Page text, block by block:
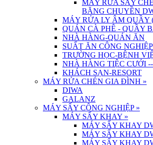
MÁY RỬA SẤY
BĂNG CHUYỀN
MÁY RỬA LY ÂM QUẦY
QUÁN CÀ PHÊ - QUẦY
NHÀ HÀNG-QUÁN ĂN
SUẤT ĂN CÔNG
TRƯỜNG HỌC-BỆNH
NHÀ HÀNG TIỆC CƯỚI
KHÁCH SẠN-RESORT
MÁY RỬA CHÉN GIA ĐÌNH »
DIWA
GALANZ
MÁY SẤY CÔNG NGHIỆP »
MÁY SẤY KHAY »
MÁY SẤY KHAY
MÁY SẤY KHAY
MÁY SẤY KHAY